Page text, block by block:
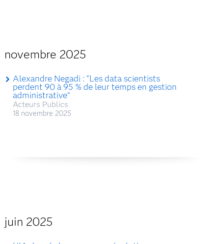
novembre 2025
Alexandre Negadi : “Les data scientists
perdent 90 à 95 % de leur temps en gestion
administrative”
Acteurs Publics
18 novembre 2025
juin 2025